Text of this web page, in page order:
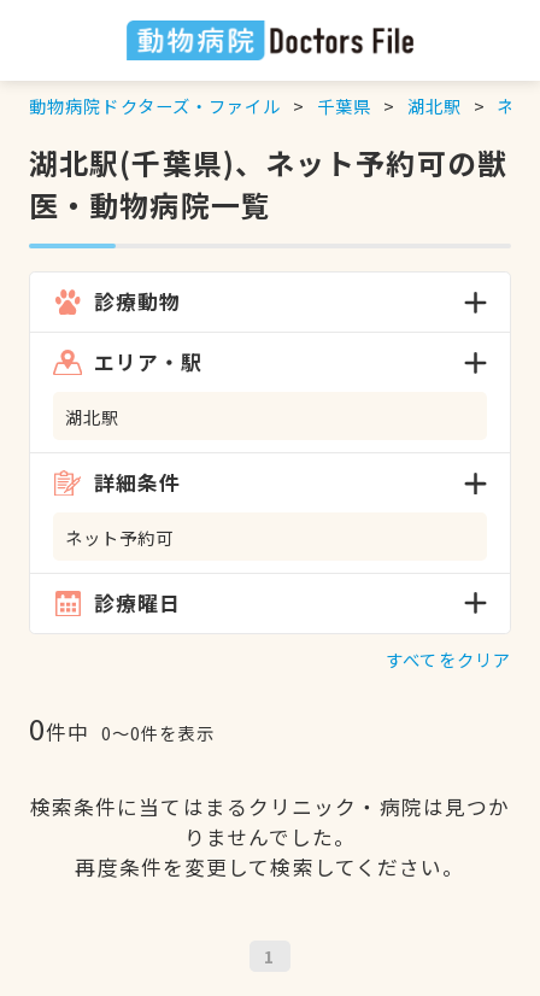
動物病院ドクターズ・ファイル 千葉県 湖北駅 ネッ
湖北駅(千葉県)、ネット予約可の獣
医・動物病院一覧
診療動物
エリア・駅
湖北駅
詳細条件
ネット予約可
診療曜日
すべてをクリア
0件中 0〜0件を表示
検索条件に当てはまるクリニック・病院は見つか
りませんでした。
再度条件を変更して検索してください。
1